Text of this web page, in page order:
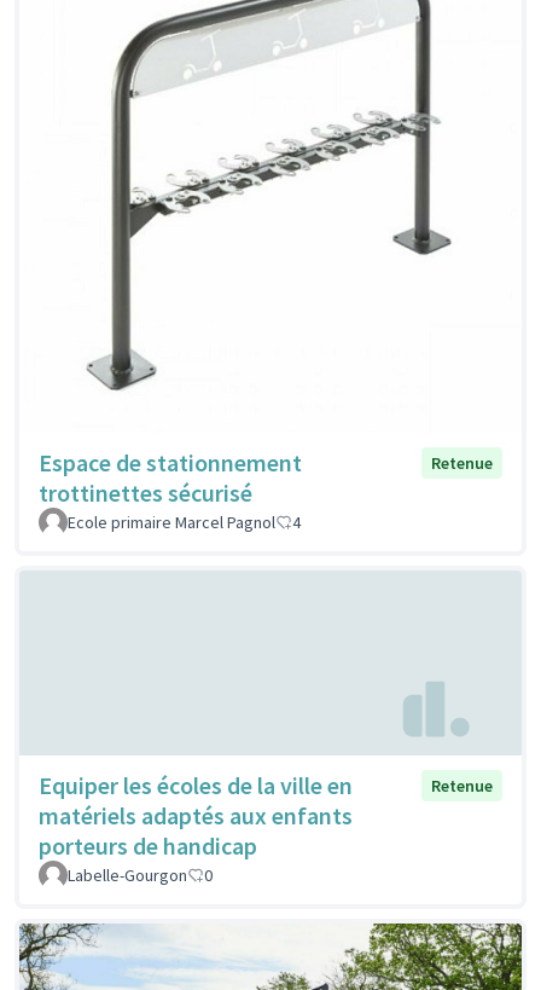
Espace de stationnement
trottinettes sécurisé
Retenue
Ecole primaire Marcel Pagnol 4
Equiper les écoles de la ville en
matériels adaptés aux enfants
porteurs de handicap
Retenue
Labelle-Gourgon 0